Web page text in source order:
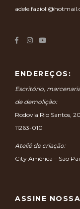
ENDEREÇOS:
Escritório,
de demolição:
Rodovia Rio Santos,
11263-010
Ateliê de criação:
City América – São
ASSINE